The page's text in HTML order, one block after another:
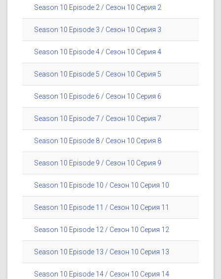
Season 10 Episode 2 / Сезон 10 Серия 2
Season 10 Episode 3 / Сезон 10 Серия 3
Season 10 Episode 4 / Сезон 10 Серия 4
Season 10 Episode 5 / Сезон 10 Серия 5
Season 10 Episode 6 / Сезон 10 Серия 6
Season 10 Episode 7 / Сезон 10 Серия 7
Season 10 Episode 8 / Сезон 10 Серия 8
Season 10 Episode 9 / Сезон 10 Серия 9
Season 10 Episode 10 / Сезон 10 Серия 10
Season 10 Episode 11 / Сезон 10 Серия 11
Season 10 Episode 12 / Сезон 10 Серия 12
Season 10 Episode 13 / Сезон 10 Серия 13
Season 10 Episode 14 / Сезон 10 Серия 14